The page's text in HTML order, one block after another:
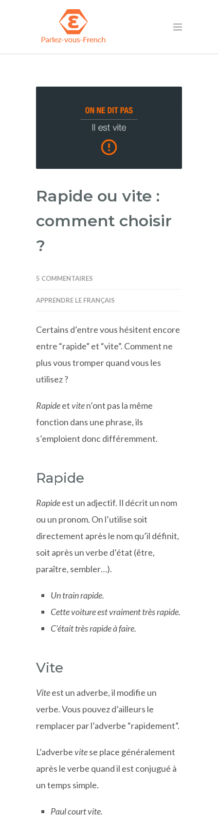
Rapide ou vite :
comment choisir
?
5 COMMENTAIRES
APPRENDRE LE FRANÇAIS
Certains d’entre vous hésitent encore
entre “rapide” et “vite”. Comment ne
plus vous tromper quand vous les
utilisez ?
Rapideetviten’ont pas la même
fonction dans une phrase, ils
s’emploient donc différemment.
Rapide
Rapideest un adjectif. Il décrit un nom
ou un pronom. On l’utilise soit
directement après le nom qu’il définit,
soit après un verbe d’état (être,
paraître, sembler…).
Un train rapide.
Cette voiture est vraiment très rapide.
C’était très rapide à faire.
Vite
Viteest un adverbe, il modifie un
verbe. Vous pouvez d’ailleurs le
remplacer par l’adverbe “rapidement”.
L’adverbevitese place généralement
après le verbe quand il est conjugué à
un temps simple.
Paul court vite.